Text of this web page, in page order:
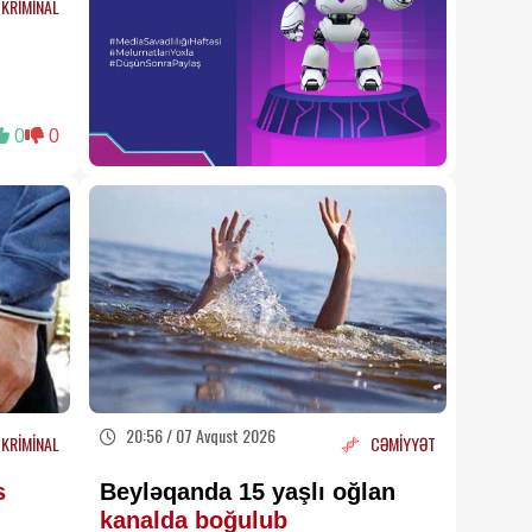
təhlükə!
XƏBƏRDARLIQ edir
07 Avqust 2026 18:55
kimlərdir?
07 Avqust 2026 18:48
Bu universitet tələbələrə
xüsusi təqaüd ayırdı –
ayda
200 AZN
07 Avqust 2026 18:43
Bakıda parkdanoğurluq
edilib
07 Avqust 2026 18:15
Bu universitet tələbələrə
xüsusi təqaüd ayırdı - ayda
200 AZN
Mənzilin sahəsi çıxarışda az
KRİMİNAL
0 0
KRİMİNAL 20:56 / 07 Avqust 2026 CƏMİYYƏT
Beyləqanda 15 yaşlı oğlan
kanalda boğulub